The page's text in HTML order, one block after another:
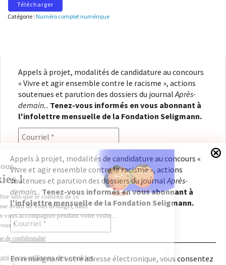
Télécharger
Catégorie : Numéro complet numérique
Appels à projet, modalités de candidature au concours
« Vivre et agir ensemble contre le racisme », actions
soutenues et parution des dossiers du journal Après-
demain... Tenez-vous informés en vous abonnant à
l'infolettre mensuelle de la Fondation Seligmann.
En renseignant votre adresse électronique, vous
consentez à recevoir l'infolettre de la Fondation
Seligmann, conformément à notrepolitique de
confidentialité. Il vous sera possible de vous
désabonner à tout moment.
Appels à projet, modalités de candidature au concours «
Vivre et agir ensemble contre le racisme », actions
soutenues et parution des dossiers du journalAprès-
demain... Tenez-vous informés en vous abonnant à
l'infolettre mensuelle de la Fondation Seligmann.
En renseignant votre adresse électronique, vous consentez